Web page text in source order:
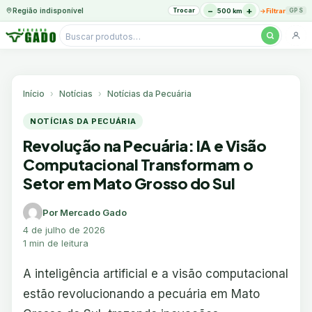
Região indisponível Trocar − 500 km + →Filtrar GPS
Pesquisar
Início Notícias Notícias da Pecuária
NOTÍCIAS DA PECUÁRIA
Revolução na Pecuária: IA e Visão
Computacional Transformam o
Setor em Mato Grosso do Sul
Por Mercado Gado
4 de julho de 2026
1 min de leitura
A inteligência artificial e a visão computacional
estão revolucionando a pecuária em Mato